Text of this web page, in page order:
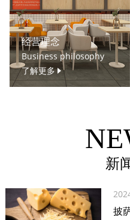
经营理念
Business philosophy
了解更多
新
披